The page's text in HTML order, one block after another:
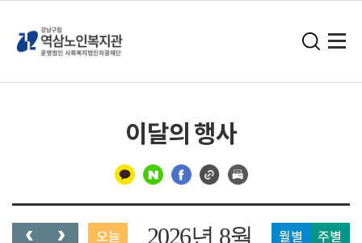
이달의 행사
분
오늘 월별 주별
2026년 8월